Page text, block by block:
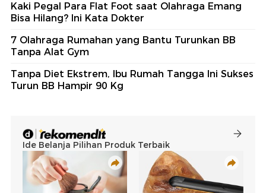
Kaki Pegal Para Flat Foot saat Olahraga Emang
Bisa Hilang? Ini Kata Dokter
7 Olahraga Rumahan yang Bantu Turunkan BB
Tanpa Alat Gym
Tanpa Diet Ekstrem, Ibu Rumah Tangga Ini Sukses
Turun BB Hampir 90 Kg